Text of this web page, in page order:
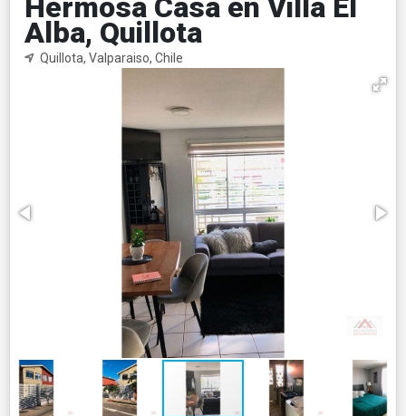
Hermosa Casa en Villa El
Alba, Quillota
Quillota, Valparaiso, Chile